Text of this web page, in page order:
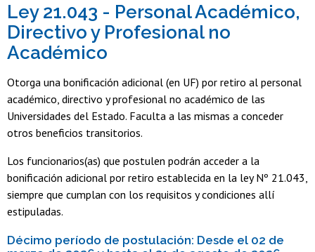
Ley 21.043 - Personal Académico,
Directivo y Profesional no
Académico
Otorga una bonificación adicional (en UF) por retiro al personal
académico, directivo y profesional no académico de las
Universidades del Estado. Faculta a las mismas a conceder
otros beneficios transitorios.
Los funcionarios(as) que postulen podrán acceder a la
bonificación adicional por retiro establecida en la ley Nº 21.043,
siempre que cumplan con los requisitos y condiciones allí
estipuladas.
Décimo período de postulación: Desde el 02 de